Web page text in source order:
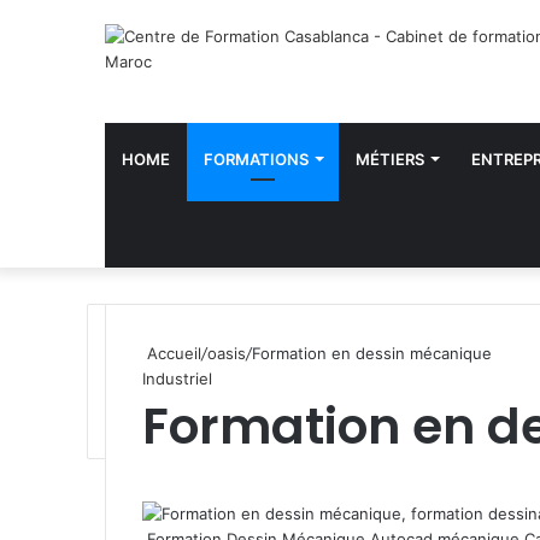
HOME FORMATIONS MÉTIERS
Accueil/oasis/Formation en dessin mécanique
Industriel
Formation en